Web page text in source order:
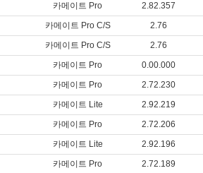
카메이트 Pro 2.82.357
카메이트 Pro C/S 2.76
카메이트 Pro C/S 2.76
카메이트 Pro 0.00.000
카메이트 Pro 2.72.230
카메이트 Lite 2.92.219
카메이트 Pro 2.72.206
카메이트 Lite 2.92.196
카메이트 Pro 2.72.189